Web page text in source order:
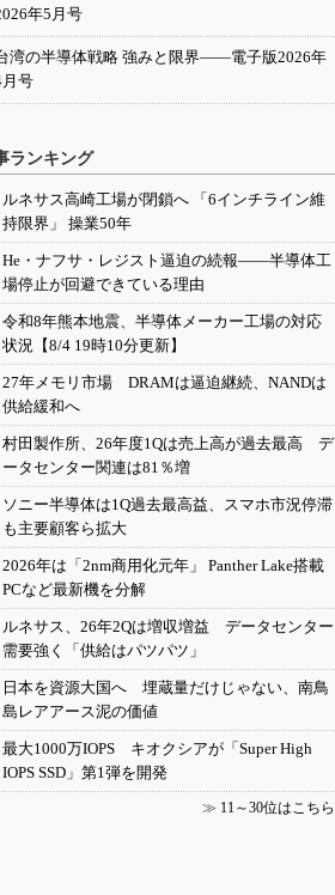
年5月号
湾の半導体戦略 強みと限界――電子版2026年
号
ランキング
ルネサス高崎工場が閉鎖へ 「6インチライン維
持限界」 操業50年
He・ナフサ・レジスト逼迫の続報――半導体工
場停止が回避できている理由
令和8年熊本地震、半導体メーカー工場の対応
状況【8/4 19時10分更新】
27年メモリ市場 DRAMは逼迫継続、NANDは
供給緩和へ
村田製作所、26年度1Qは売上高が過去最高 デ
ータセンター関連は81％増
ソニー半導体は1Q過去最高益、スマホ市況停滞
も主要顧客ら拡大
2026年は「2nm商用化元年」 Panther Lake搭載
PCなど最新機を分解
ルネサス、26年2Qは増収増益 データセンター
需要強く「供給はパツパツ」
日本を資源大国へ 埋蔵量だけじゃない、南鳥
島レアアース泥の価値
最大1000万IOPS キオクシアが「Super High
IOPS SSD」第1弾を開発
≫ 11～30位はこちら